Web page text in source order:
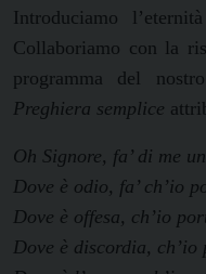
Introduciamo
Collaboriamo con la
programma del
Preghiera semplice
Oh Signore, fa’ di me
Dove è odio, fa’ ch’io
Dove è offesa, ch’io
Dove è discordia, ch’io